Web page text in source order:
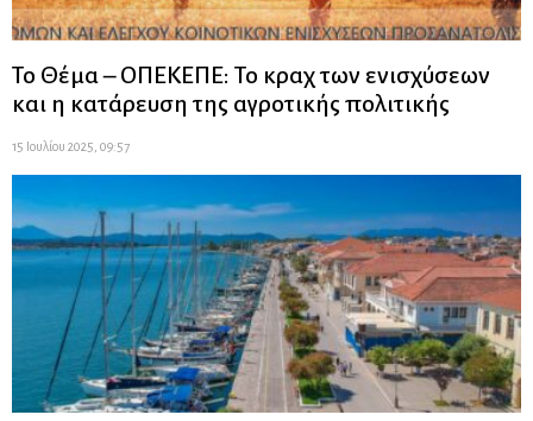
Το Θέμα – ΟΠΕΚΕΠΕ: Το κραχ των ενισχύσεων
και η κατάρευση της αγροτικής πολιτικής
15 Ιουλίου 2025, 09:57